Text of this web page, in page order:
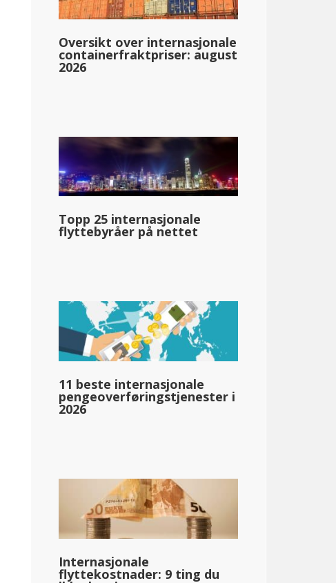
Oversikt over internasjonale
containerfraktpriser: august
2026
Topp 25 internasjonale
flyttebyråer på nettet
11 beste internasjonale
pengeoverføringstjenester i
2026
Internasjonale
flyttekostnader: 9 ting du